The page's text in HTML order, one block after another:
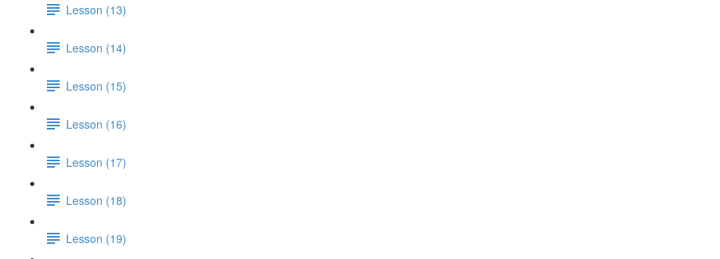
Lesson (13)
Lesson (14)
Lesson (15)
Lesson (16)
Lesson (17)
Lesson (18)
Lesson (19)